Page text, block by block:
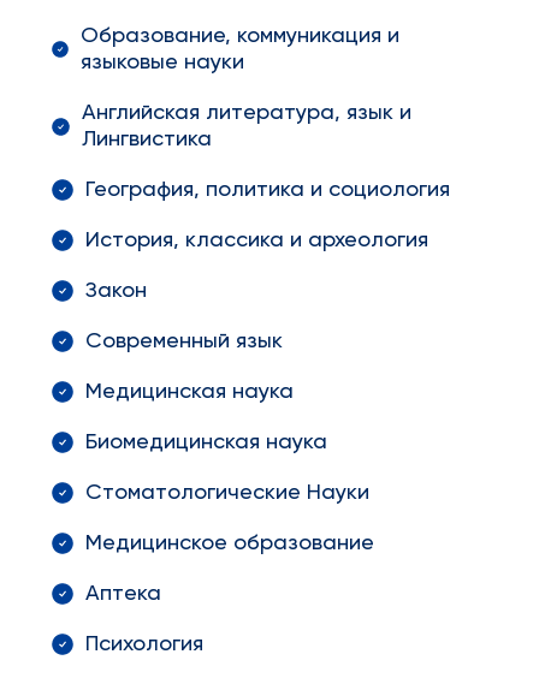
Образование, коммуникация и
языковые науки
Английская литература, язык и
Лингвистика
География, политика и социология
История, классика и археология
Закон
Современный язык
Медицинская наука
Биомедицинская наука
Стоматологические Науки
Медицинское образование
Аптека
Психология